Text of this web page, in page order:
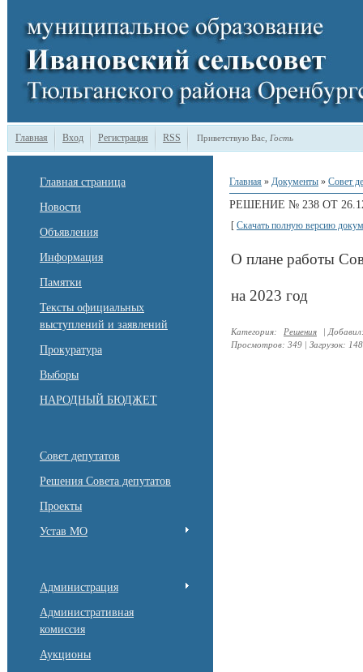
Главная Вход Регистрация RSS Приветствую Вас Гость
Главная страница
Новости
Объявления
Информация
Памятки
Тексты официальных
выступлений и заявлений
Прокуратура
Выборы
НАРОДНЫЙ БЮДЖЕТ
Совет депутатов
Решения Совета депутатов
Проекты
Устав МО
Администрация
Административная
комиссия
Аукционы
Главная » Документы » Совет
РЕШЕНИЕ № 238 ОТ
[ Скачать полную версию
О плане работы
на 2023 год
Категория: Решения | Добавил
Просмотров: 349 | Загрузок: 148